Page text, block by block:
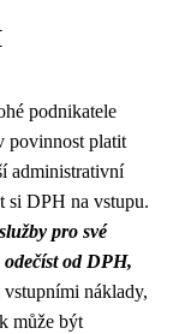
podnikatele
povinnost platit
administrativní
si DPH na vstupu.
pro své
od DPH,
náklady,
může být